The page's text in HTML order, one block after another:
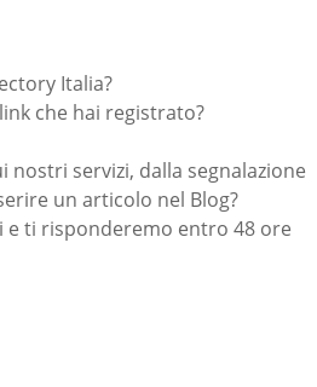
Italia?
che hai registrato?
servizi, dalla segnalazione
un articolo nel Blog?
ti risponderemo entro 48 ore